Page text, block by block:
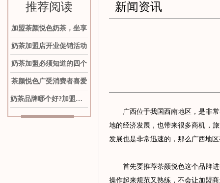
推荐阅读
加盟茶颜悦色奶茶，坐享
奶茶加盟店开业促销活动
奶茶加盟必须知道的四个
茶颜悦色广受消费者喜爱
奶茶品牌哪个好?加盟茶颜
新闻资讯
广西位于我国西南地区，是非常
地的经济发展，也带来很多商机，
发展也是非常迅速的，那么广西地
首先要推荐茶颜悦色这个品牌
操作起来规范又熟练，不会让加盟